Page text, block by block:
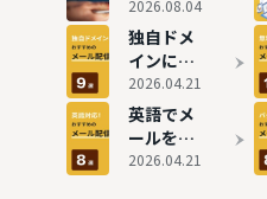
の評判と
実態
2026.08.04
独自ドメ
インに対
応可能な
メール配
信システ
ム9選
2026.04.21
英語でメ
ールを送
りたい！
2026.04.21